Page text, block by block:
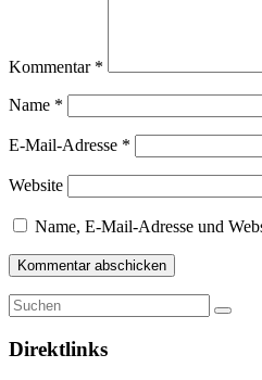
Kommentar *
Name *
E-Mail-Adresse *
Website
Name, E-Mail-Adresse und
Direktlinks